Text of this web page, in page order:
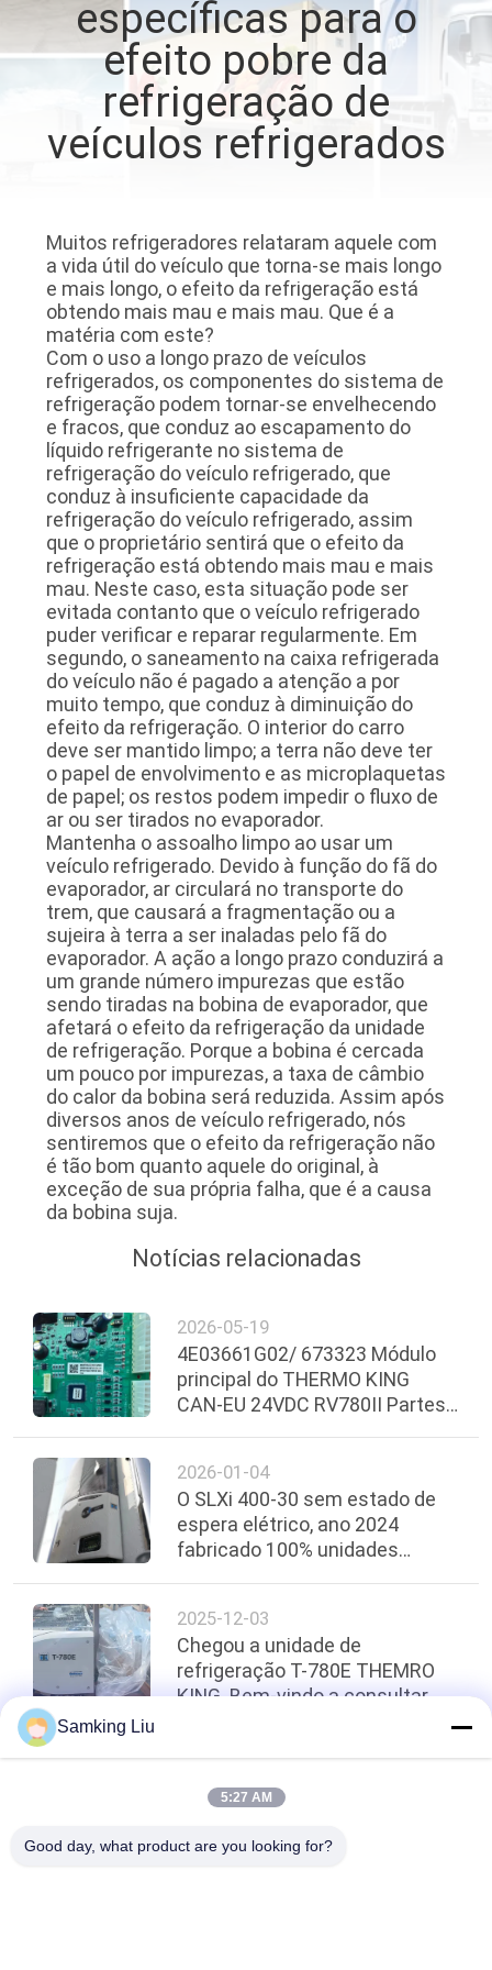
CONTROLE
QUALIDADE
NOS
NOTÍCIAS
CASOS
MAPA
SITE
POLÍTICA
PRIVACIDADE
específicas para o
efeito pobre da
refrigeração de
veículos refrigerados
Muitos refrigeradores relataram aquele com
a vida útil do veículo que torna-se mais longo
e mais longo, o efeito da refrigeração está
obtendo mais mau e mais mau. Que é a
matéria com este?
Com o uso a longo prazo de veículos
refrigerados, os componentes do sistema de
refrigeração podem tornar-se envelhecendo
e fracos, que conduz ao escapamento do
líquido refrigerante no sistema de
refrigeração do veículo refrigerado, que
conduz à insuficiente capacidade da
refrigeração do veículo refrigerado, assim
que o proprietário sentirá que o efeito da
refrigeração está obtendo mais mau e mais
mau. Neste caso, esta situação pode ser
evitada contanto que o veículo refrigerado
puder verificar e reparar regularmente. Em
segundo, o saneamento na caixa refrigerada
do veículo não é pagado a atenção a por
muito tempo, que conduz à diminuição do
efeito da refrigeração. O interior do carro
deve ser mantido limpo; a terra não deve ter
o papel de envolvimento e as microplaquetas
de papel; os restos podem impedir o fluxo de
ar ou ser tirados no evaporador.
Mantenha o assoalho limpo ao usar um
veículo refrigerado. Devido à função do fã do
evaporador, ar circulará no transporte do
trem, que causará a fragmentação ou a
sujeira à terra a ser inaladas pelo fã do
evaporador. A ação a longo prazo conduzirá a
um grande número impurezas que estão
sendo tiradas na bobina de evaporador, que
afetará o efeito da refrigeração da unidade
de refrigeração. Porque a bobina é cercada
um pouco por impurezas, a taxa de câmbio
do calor da bobina será reduzida. Assim após
diversos anos de veículo refrigerado, nós
sentiremos que o efeito da refrigeração não
é tão bom quanto aquele do original, à
exceção de sua própria falha, que é a causa
da bobina suja.
Notícias relacionadas
2026-05-19
4E03661G02/ 673323 Módulo
principal do THERMO KING
CAN-EU 24VDC RV780II Partes
2026-01-04
O SLXi 400-30 sem estado de
espera elétrico, ano 2024
fabricado 100% unidades
2025-12-03
Chegou a unidade de
refrigeração T-780E THEMRO
KING. Bem-vindo a consultar.
topo
Samking Liu
5:27 AM
Good day, what product are you looking for?